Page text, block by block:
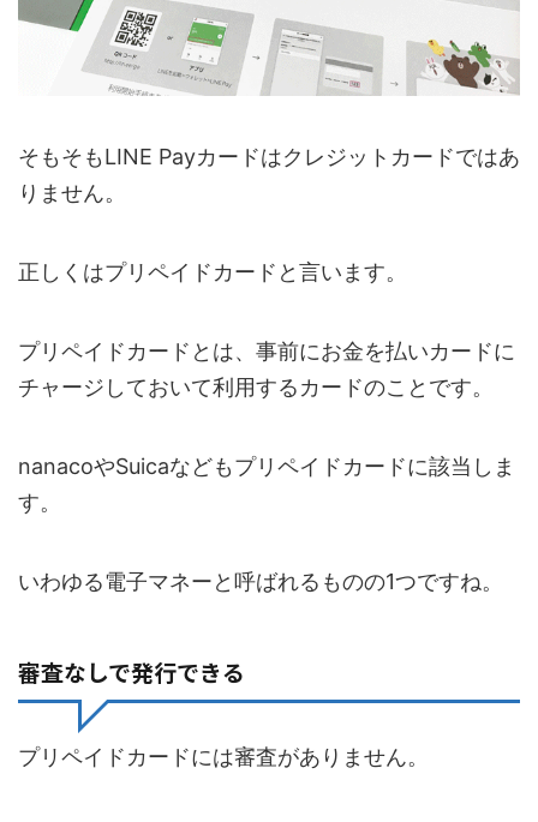
そもそもLINE Payカードはクレジットカードではあ
りません。
正しくはプリペイドカードと言います。
プリペイドカードとは、事前にお金を払いカードに
チャージしておいて利用するカードのことです。
nanacoやSuicaなどもプリペイドカードに該当しま
す。
いわゆる電子マネーと呼ばれるものの1つですね。
審査なしで発行できる
プリペイドカードには審査がありません。